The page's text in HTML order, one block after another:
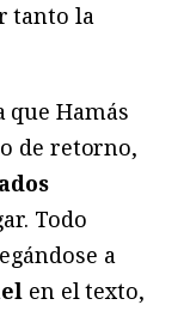
tanto la
que Hamás
de retorno,
Todo
a
en el texto,